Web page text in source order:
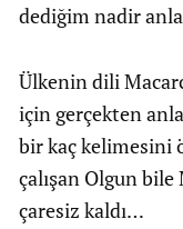
dediğim nadir
Ülkenin dili
için gerçekten
bir kaç kelimesini
çalışan Olgun bile
çaresiz kaldı…